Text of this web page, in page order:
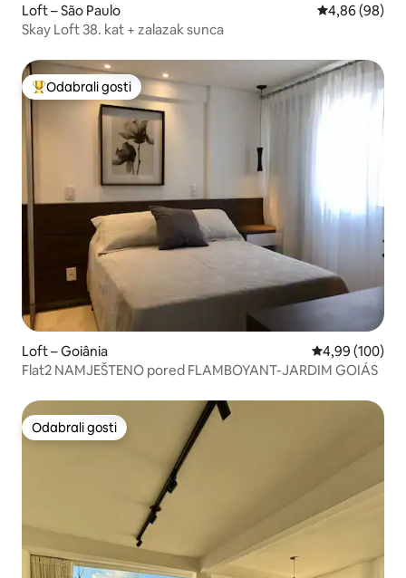
Loft – São Paulo Prosječna
4,86 (98)
Skay Loft 38. kat + zalazak sunca
Među najviše rangiranima s oznakom „Odabrali gosti”
Odabrali gosti
Loft – Goiânia Prosječna
4,99 (100)
Flat2 NAMJEŠTENO pored FLAMBOYANT-JARDIM GOIÁS
Odabrali gosti
Odabrali gosti